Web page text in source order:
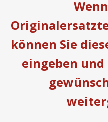
können Sie
eingeben und